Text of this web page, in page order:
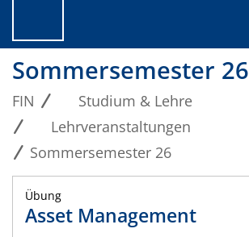
Sommersemester 26
FIN
Studium & Lehre
Lehrveranstaltungen
Sommersemester 26
Übung
Asset Management